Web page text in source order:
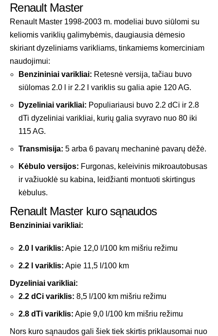
Renault Master
Renault Master 1998-2003 m. modeliai buvo siūlomi su
keliomis variklių galimybėmis, daugiausia dėmesio
skiriant dyzeliniams varikliams, tinkamiems komerciniam
naudojimui:
Benzininiai varikliai: Retesnė versija, tačiau buvo
siūlomas 2.0 l ir 2.2 l variklis su galia apie 120 AG.
Dyzeliniai varikliai: Populiariausi buvo 2.2 dCi ir 2.8
dTi dyzeliniai varikliai, kurių galia svyravo nuo 80 iki
115 AG.
Transmisija: 5 arba 6 pavarų mechaninė pavarų dėžė.
Kėbulo versijos: Furgonas, keleivinis mikroautobusas
ir važiuoklė su kabina, leidžianti montuoti skirtingus
kėbulus.
Renault Master kuro sąnaudos
Benzininiai varikliai:
2.0 l variklis: Apie 12,0 l/100 km mišriu režimu
2.2 l variklis: Apie 11,5 l/100 km
Dyzeliniai varikliai:
2.2 dCi variklis: 8,5 l/100 km mišriu režimu
2.8 dTi variklis: Apie 9,0 l/100 km mišriu režimu
Nors kuro sąnaudos gali šiek tiek skirtis priklausomai nuo